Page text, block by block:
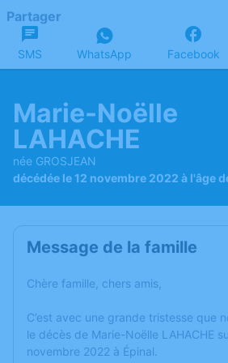
Partager
SMS WhatsApp Facebook
Marie-Noëlle
LAHACHE
née GROSJEAN
décédée le 12 novembre 2022 à l'âge
Message de la famille
Chère famille, chers amis,
C’est avec une grande tristesse que
le décès de Marie-Noëlle LAHACHE
novembre 2022 à Épinal.